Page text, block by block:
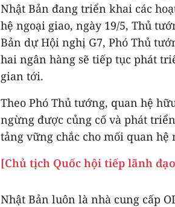
Nhật Bản đang triển khai các
hệ ngoại giao, ngày 19/5, Thủ
Bản dự Hội nghị G7, Phó Thủ
hai ngân hàng sẽ tiếp tục phát
gian tới.
Theo Phó Thủ tướng, quan hệ
ngừng được củng cố và phát
tảng vững chắc cho mối quan
[Chủ tịch Quốc hội tiếp lãnh
Nhật Bản luôn là nhà cung cấp